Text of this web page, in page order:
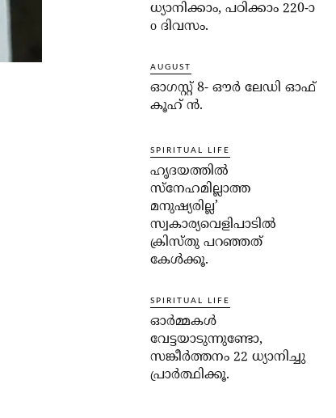
ധ്യാനിക്കാം, പഠിക്കാം 220-ാ
o ദിവസം.
AUGUST
ഓഗസ്റ്റ് 8- ഔര്‍ ലേഡി ഓഫ്
കൂഹ് ന്‍.
SPIRITUAL LIFE
ഹൃദയത്തില്‍
സ്‌നേഹമില്ലാത്ത
മനുഷ്യരില്ല’
സ്വകാര്യവെളിപാടില്‍
ക്രിസ്തു പറഞ്ഞത്
കേള്‍ക്കൂ.
SPIRITUAL LIFE
ഓര്‍മ്മകള്‍
വേട്ടയാടുന്നുണ്ടോ,
സങ്കീര്‍ത്തനം 22 ധ്യാനിച്ചു
പ്രാര്‍ത്ഥിക്കൂ.